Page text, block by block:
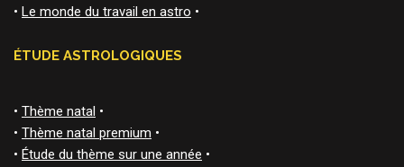
• Le monde du travail en astro •
ÉTUDE ASTROLOGIQUES
• Thème natal •
• Thème natal premium •
• Étude du thème sur une année •